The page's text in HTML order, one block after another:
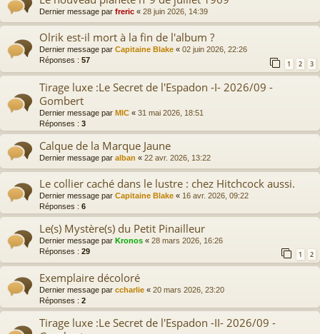
Dernier message par freric « 28 juin 2026, 14:39
Olrik est-il mort à la fin de l'album ?
Dernier message par Capitaine Blake « 02 juin 2026, 22:26
Réponses : 57 1 2 3
Tirage luxe :Le Secret de l'Espadon -I- 2026/09 -
Gombert
Dernier message par MIC « 31 mai 2026, 18:51
Réponses : 3
Calque de la Marque Jaune
Dernier message par alban « 22 avr. 2026, 13:22
Le collier caché dans le lustre : chez Hitchcock aussi.
Dernier message par Capitaine Blake « 16 avr. 2026, 09:22
Réponses : 6
Le(s) Mystère(s) du Petit Pinailleur
Dernier message par Kronos « 28 mars 2026, 16:26
Réponses : 29 1 2
Exemplaire décoloré
Dernier message par ccharlie « 20 mars 2026, 23:20
Réponses : 2
Tirage luxe :Le Secret de l'Espadon -II- 2026/09 -